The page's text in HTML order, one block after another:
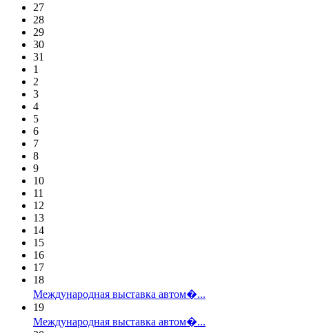
27
28
29
30
31
1
2
3
4
5
6
7
8
9
10
11
12
13
14
15
16
17
18
Международная выставка автом�...
19
Международная выставка автом�...